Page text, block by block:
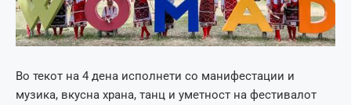
Во текот на 4 дена исполнети со манифестации и
музика, вкусна храна, танц и уметност на фестивалот